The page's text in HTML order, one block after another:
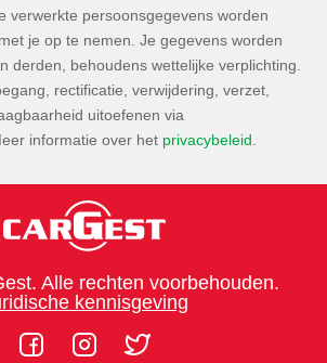
verwerkte persoonsgegevens worden
je op te nemen. Je gegevens worden
derden, behoudens wettelijke verplichting.
rectificatie, verwijdering, verzet,
uitoefenen via
informatie over het privacybeleid
Alle rechten voorbehouden.
kennisgeving